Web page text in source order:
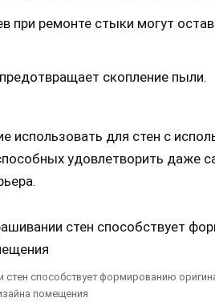
при ремонте стыки могут
скопление пыли.
использовать для стен с
удовлетворить даже
способствует формированию
помещения